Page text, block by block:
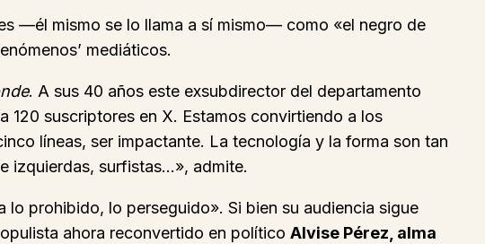
—él mismo se lo llama a sí mismo— como «el negro de
mediáticos.
. A sus 40 años este exsubdirector del departamento
120 suscriptores en X. Estamos convirtiendo a los
líneas, ser impactante. La tecnología y la forma son tan
izquierdas, surfistas…», admite.
prohibido, lo perseguido». Si bien su audiencia sigue
ahora reconvertido en político Alvise Pérez, alma